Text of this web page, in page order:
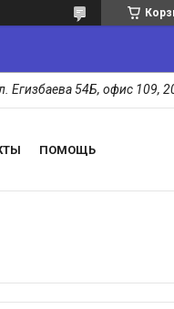
Егизбаева 54Б, офис 109,
ПОМОЩЬ